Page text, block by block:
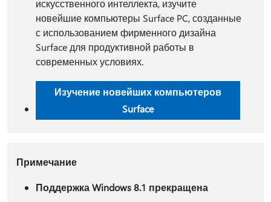
искусственного интеллекта, изучите
новейшие компьютеры Surface PC, созданные
с использованием фирменного дизайна
Surface для продуктивной работы в
современных условиях.
Изучение новейших компьютеров
Surface
Примечание
Поддержка Windows 8.1 прекращена